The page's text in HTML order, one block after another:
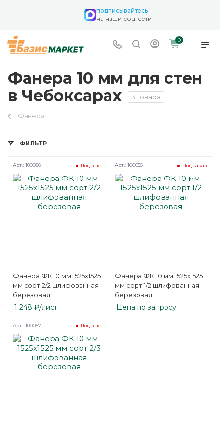
подписывайтесь
на наши соц. сети
0
Фанера 10 мм для стен
в Чебоксарах
3 товара
Фанера
ФИЛЬТР
Фанера ФК 10 мм 1525х1525
мм сорт 2/2 шлифованная
березовая
Под заказ
Арт.: 100056
1 248 ₽/лист
Фанера ФК 10 мм 1525х1525
мм сорт 1/2 шлифованная
березовая
Под заказ
Арт.: 100055
Цена по запросу
Под заказ
Арт.: 100057